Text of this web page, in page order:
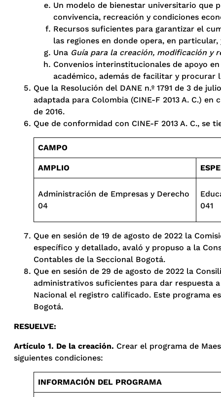
Un modelo de bienestar universitario que
convivencia, recreación y condiciones
Recursos suficientes para garantizar el
las regiones en donde opera, en particular,
Una Guía para la creación, modificación y
Convenios interinstitucionales de apoyo
académico, además de facilitar y
Que la Resolución del DANE n.º 1791 de 3 de
adaptada para Colombia (CINE-F 2013 A. C.)
de 2016.
Que de conformidad con CINE-F 2013 A. C., se
CAMPO
AMPLIO
Administración de Empresas y Derecho
04
041
Que en sesión de 19 de agosto de 2022 la
específico y detallado, avaló y propuso a la
Contables de la Seccional Bogotá.
Que en sesión de 29 de agosto de 2022 la
administrativos suficientes para dar respuesta
Nacional el registro calificado. Este programa
Bogotá.
RESUELVE:
Artículo 1. De la creación. Crear el programa de
siguientes condiciones:
INFORMACIÓN DEL PROGRAMA